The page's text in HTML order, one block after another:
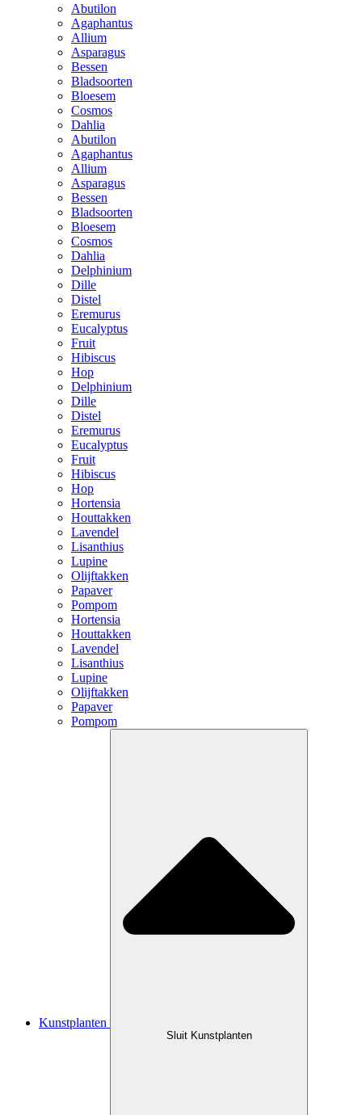
Abutilon
Agaphantus
Allium
Asparagus
Bessen
Bladsoorten
Bloesem
Cosmos
Dahlia
Abutilon
Agaphantus
Allium
Asparagus
Bessen
Bladsoorten
Bloesem
Cosmos
Dahlia
Delphinium
Dille
Distel
Eremurus
Eucalyptus
Fruit
Hibiscus
Hop
Delphinium
Dille
Distel
Eremurus
Eucalyptus
Fruit
Hibiscus
Hop
Hortensia
Houttakken
Lavendel
Lisanthius
Lupine
Olijftakken
Papaver
Pompom
Hortensia
Houttakken
Lavendel
Lisanthius
Lupine
Olijftakken
Papaver
Pompom
Kunstplanten
Sluit Kunstplanten